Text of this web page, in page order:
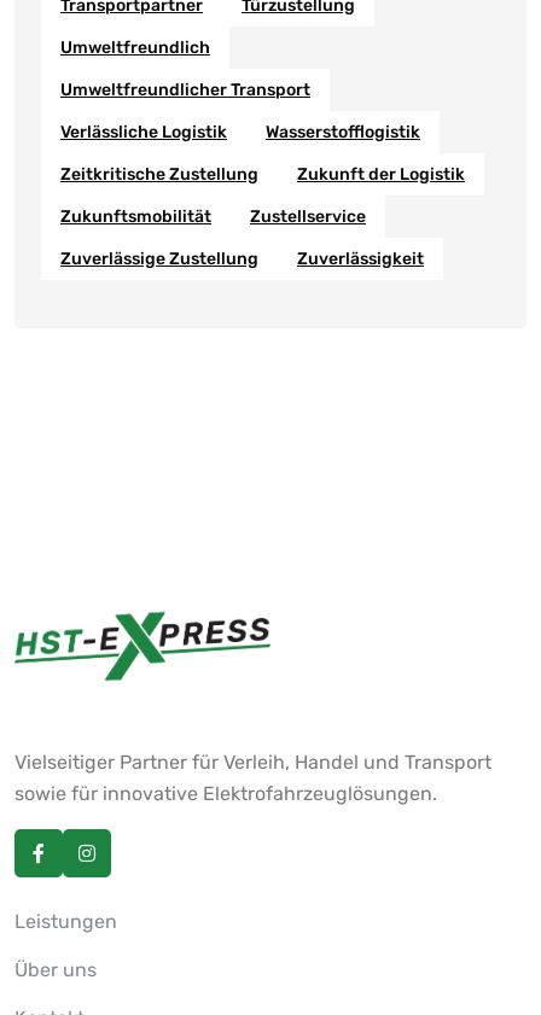
Transportpartner Türzustellung
Umweltfreundlich
Umweltfreundlicher Transport
Verlässliche Logistik Wasserstofflogistik
Zeitkritische Zustellung Zukunft der Logistik
Zukunftsmobilität Zustellservice
Zuverlässige Zustellung Zuverlässigkeit
Vielseitiger Partner für Verleih, Handel und Transport
sowie für innovative Elektrofahrzeuglösungen.
Leistungen
Über uns